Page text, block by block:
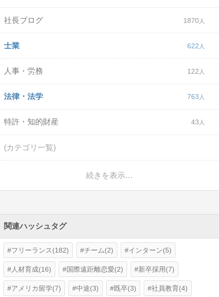
社長ブログ 1870
士業 622
人事・労務 122
法律・法学 763
特許・知的財産 43
(カテゴリ一覧)
続きを表示…
関連ハッシュタグ
フリーランス(182) チーム(2) インターン(5)
人材育成(16) 国際遠距離恋愛(2) 新卒採用(7)
アメリカ留学(7) 中途(3) 既卒(3) 社員教育(4)